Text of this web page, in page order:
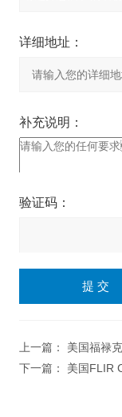
详细地址：
补充说明：
验证码：
上一篇： 美国福禄
下一篇： 美国FLIR